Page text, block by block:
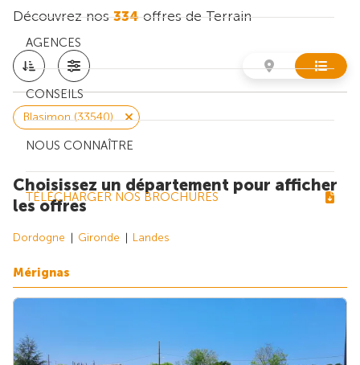
AGENCES
CONSEILS
NOUS CONNAÎTRE
TÉLÉCHARGER NOS BROCHURES
Découvrez nos334offres de Terrain
Blasimon (33540)
Choisissez un département pour afficher
les offres
Dordogne Gironde Landes
Mérignas